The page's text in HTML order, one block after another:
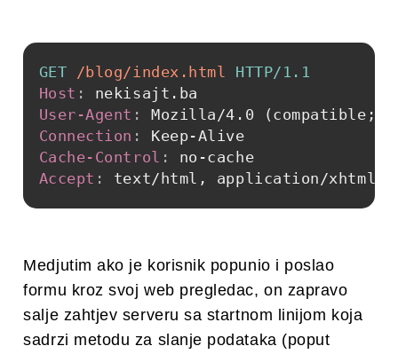
GET /blog/index.html
HTTP/1.1
Host :
nekisajt.ba
User-Agent :
Mozilla/4.0 (compatible;
Connection :
Keep-Alive
Cache-Control :
no-cache
Accept : text/html, application/
Medjutim ako je korisnik popunio i poslao
formu kroz svoj web pregledac, on zapravo
salje zahtjev serveru sa startnom linijom koja
sadrzi metodu za slanje podataka (poput